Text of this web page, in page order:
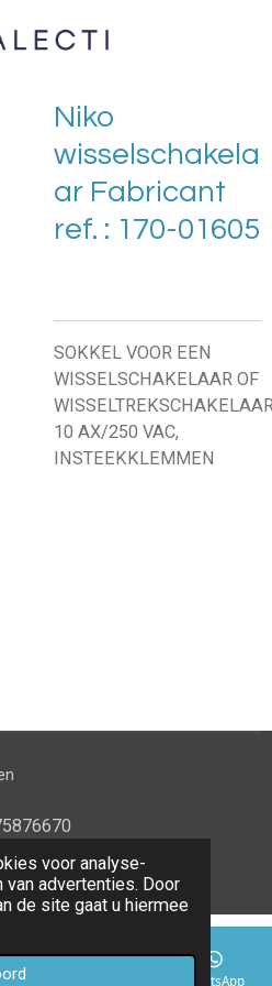
voor analyse-
advertenties. Door
de site gaat u hiermee
Niko
wisselschakela
ar Fabricant
ref. : 170-01605
SOKKEL VOOR EEN
WISSELSCHAKELAAR OF
10 AX/250 VAC,
INSTEEKKLEMMEN
WhatsApp